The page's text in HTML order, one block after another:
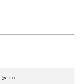
> 住宅リフォームの真